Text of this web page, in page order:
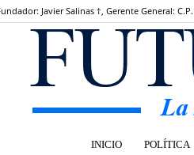
Javier Salinas †, Gerente General:
INICIO POLÍTICA